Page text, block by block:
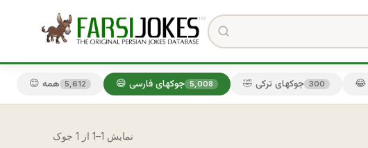
😊 همه 5,612 😄 جوکهای فارسی 5,008 🤣 جوکهای ترکی 300
نمایش 1–1 از 1 جوک